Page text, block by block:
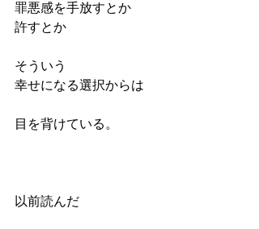
罪悪感を手放すとか
許すとか
そういう
幸せになる選択からは
目を背けている。
以前読んだ